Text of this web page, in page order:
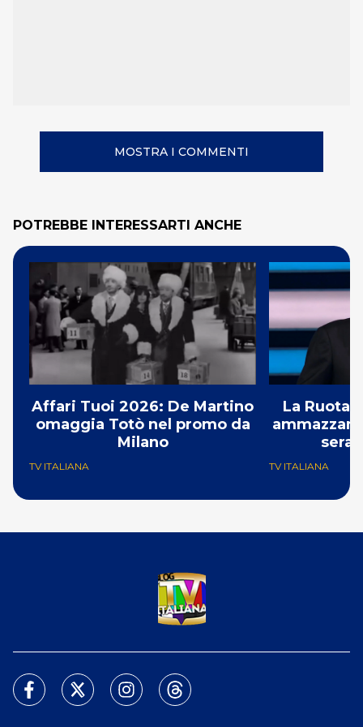
MOSTRA I COMMENTI
POTREBBE INTERESSARTI ANCHE
Affari Tuoi 2026: De Martino
omaggia Totò nel promo da
Milano
TV ITALIANA
La Ruota
TV ITALIANA